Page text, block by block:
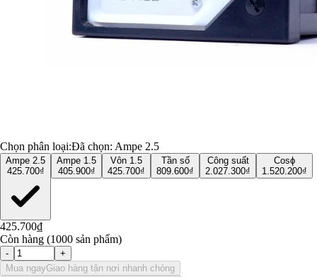
Chọn phân loại:Đã chọn: Ampe 2.5
Ampe 2.5
425.700₫
Ampe 1.5
405.900₫
Vôn 1.5
425.700₫
Tần số
809.600₫
Công suất
2.027.300₫
Cosϕ
1.520.200₫
425.700₫
Còn hàng (1000 sản phẩm)
-
+
Mua ngayGiao hàng tận nơi nhanh chóng